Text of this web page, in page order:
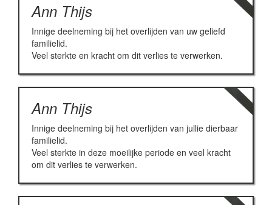
Ann Thijs
Innige deelneming bij het overlijden van uw geliefd
familielid.
Veel sterkte en kracht om dit verlies te verwerken.
Ann Thijs
Innige deelneming bij het overlijden van jullie dierbaar
familielid.
Veel sterkte in deze moeilijke periode en veel kracht
om dit verlies te verwerken.